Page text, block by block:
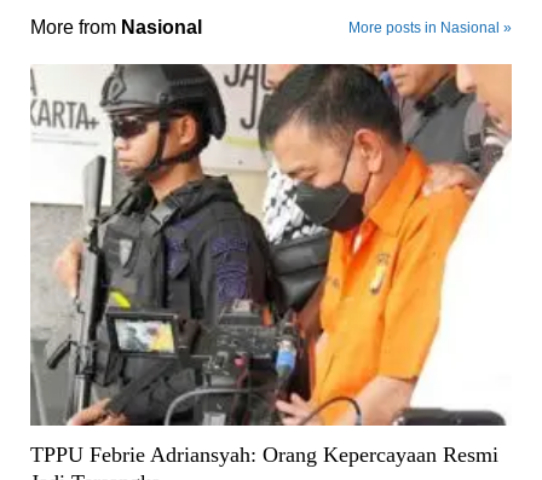
More from Nasional More posts in Nasional »
TPPU Febrie Adriansyah: Orang Kepercayaan Resmi